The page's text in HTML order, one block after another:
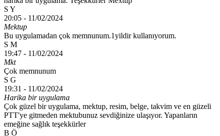
S Y
20:05 - 11/02/2024
Mektup
Bu uygulamadan çok memnunum.1yildir kullanıyorum.
S M
19:47 - 11/02/2024
Mkt
Çok memnunum
S G
19:31 - 11/02/2024
Harika bir uygulama
Çok güzel bir uygulama, mektup, resim, belge, takvim ve en güzeli
PTT'ye gitmeden mektubunuz sevdiğinize ulaşıyor. Yapanların
emeğine sağlık teşekkürler
B Ö